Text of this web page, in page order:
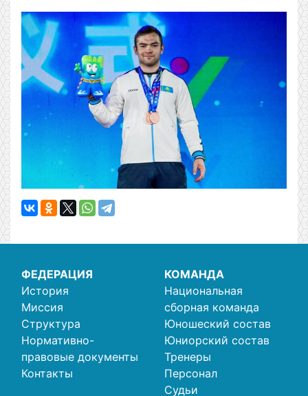
ФЕДЕРАЦИЯ
История
Миссия
Структура
Нормативно-
правовые документы
Контакты
КОМАНДА
Национальная
сборная команда
Юношеский состав
Юниорский состав
Тренеры
Персонал
Судьи